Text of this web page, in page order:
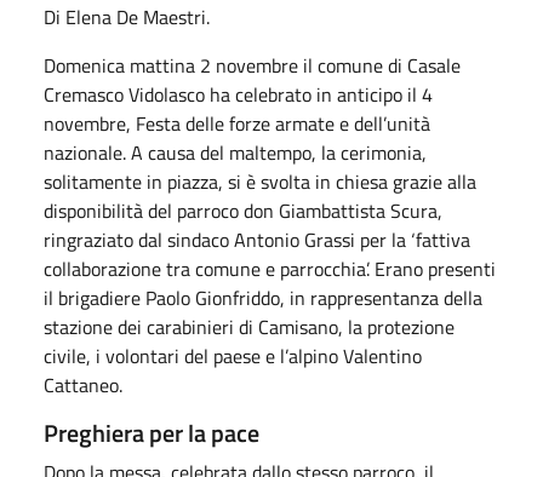
Di Elena De Maestri.
Domenica mattina 2 novembre il comune di Casale
Cremasco Vidolasco ha celebrato in anticipo il 4
novembre, Festa delle forze armate e dell’unità
nazionale. A causa del maltempo, la cerimonia,
solitamente in piazza, si è svolta in chiesa grazie alla
disponibilità del parroco don Giambattista Scura,
ringraziato dal sindaco Antonio Grassi per la ‘fattiva
collaborazione tra comune e parrocchia’. Erano presenti
il brigadiere Paolo Gionfriddo, in rappresentanza della
stazione dei carabinieri di Camisano, la protezione
civile, i volontari del paese e l’alpino Valentino
Cattaneo.
Preghiera per la pace